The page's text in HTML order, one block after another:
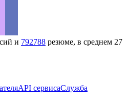
и 792788 резюме, в среднем 27
API сервисаСлужба